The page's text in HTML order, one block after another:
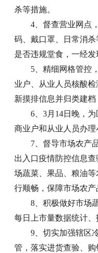
杀等措施。
4、督查营业网点
码、戴口罩、日常消
是否违规堂食，一经发
5、精细网格管控
业户、从业人员核酸
新摸排信息并归类建档
6、3月14日晚，
商业户和从业人员办理
7、督导市场农产
出入口疫情防控信息
场蔬菜、果品、粮油
行顺畅，保障市场农产
8、积极做好市场
每日上市量数据统计、
9、切实加强辖区
管，落实进货查验、